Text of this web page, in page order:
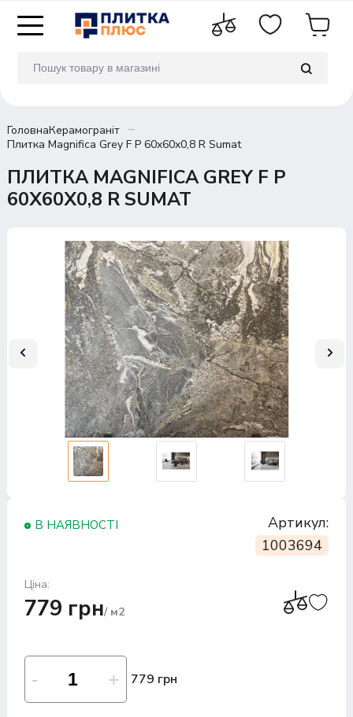
ГоловнаКерамограніт
Плитка Magnifica Grey F P 60x60x0,8 R Sumat
ПЛИТКА MAGNIFICA GREY F P
60X60X0,8 R SUMAT
В НАЯВНОСТІ
Артикул:
1003694
Ціна:
779 грн/ м2
779 грн